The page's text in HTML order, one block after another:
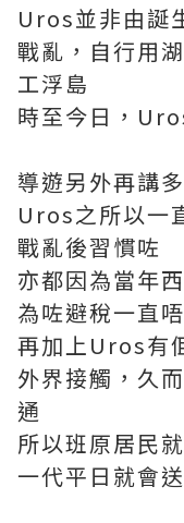
Uros並非由誕
戰亂，自行用
工浮島
時至今日，
導遊另外再講
Uros之所以一
戰亂後習慣咗
亦都因為當年
為咗避稅一直
再加上Uros有
外界接觸，久
通
所以班原居民
一代平日就會